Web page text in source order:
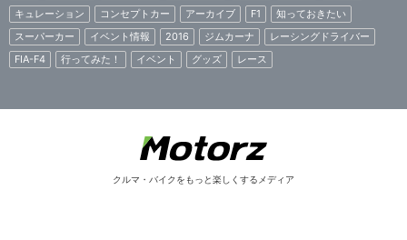
キュレーション
コンセプトカー アーカイブ F1
知っておきたい
スーパーカー
イベント情報 2016 ジムカーナ
レーシングドライバー
FIA-F4
行ってみた！ イベント グッズ レース
クルマ・バイクをもっと楽しくするメディア